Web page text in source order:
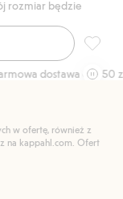
rozmiar będzie
dostawa od 150 zł
w ofertę, również z
na kappahl.com. Ofert